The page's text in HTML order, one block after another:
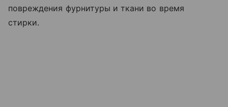
повреждения фурнитуры и ткани во время
стирки.